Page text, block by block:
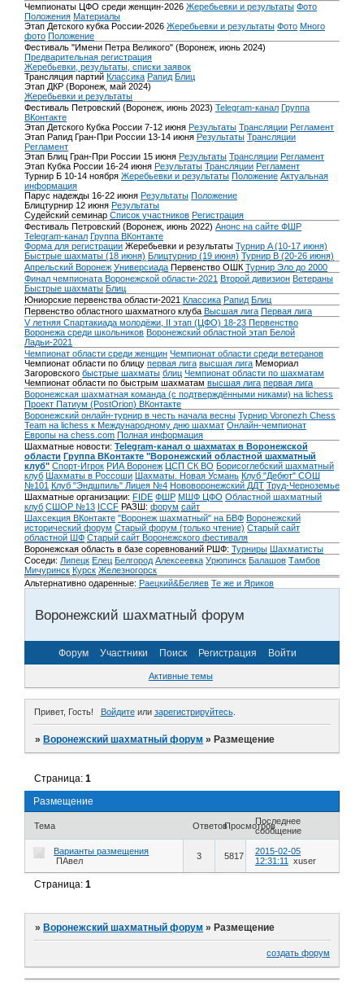
Чемпионаты ЦФО среди женщин-2026 Жеребьевки и результаты Фото
Положения Материалы
Этап Детского кубка России-2026 Жеребьевки и результаты Фото Много
фото Положение
Фестиваль "Имени Петра Великого" (Воронеж, июнь 2024)
Предварительная регистрация
Жеребьевки, результаты, списки заявок
Трансляция партий Классика Рапид Блиц
Этап ДКР (Воронеж, май 2024)
Жеребьевки и результаты
Фестиваль Петровский (Воронеж, июнь 2023) Telegram-канал Группа
ВКонтакте
Этап Детского Кубка России 7-12 июня Результаты Трансляции Регламент
Этап Рапид Гран-При России 13-14 июня Результаты Трансляции
Регламент
Этап Блиц Гран-При России 15 июня Результаты Трансляции Регламент
Этап Кубка России 16-24 июня Результаты Трансляции Регламент
Турнир Б 10-14 ноября Жеребьевки и результаты Положение Актуальная
информация
Парус надежды 16-22 июня Результаты Положение
Блицтурнир 12 июня Результаты
Судейский семинар Список участников Регистрация
Фестиваль Петровский (Воронеж, июнь 2022) Анонс на сайте ФШР
Telegram-канал Группа ВКонтакте
Форма для регистрации Жеребьевки и результаты Турнир A (10-17 июня)
Быстрые шахматы (18 июня) Блицтурнир (19 июня) Турнир B (20-26 июня)
Апрельский Воронеж Универсиада Первенство ОШК Турнир Эло до 2000
Финал чемпионата Воронежской области-2021 Второй дивизион Ветераны
Быстрые шахматы Блиц
Юниорские первенства области-2021 Классика Рапид Блиц
Первенство областного шахматного клуба Высшая лига Первая лига
V летняя Спартакиада молодёжи, II этап (ЦФО) 18-23 Первенство
Воронежа среди школьников Воронежский областной этап Белой
Ладьи-2021
Чемпионат области среди женщин Чемпионат области среди ветеранов
Чемпионат области по блицу первая лига высшая лига Мемориал
Загоровского быстрые шахматы блиц Чемпионат области по шахматам
Чемпионат области по быстрым шахматам высшая лига первая лига
Воронежская шахматная команда (с подтверждёнными никами) на lichess
Проект Патиум (PostOrion) ВКонтакте
Воронежский онлайн-турнир в честь начала весны Турнир Voronezh Chess
Team на lichess к Международному дню шахмат Онлайн-чемпионат
Европы на chess.com Полная информация
Шахматные новости: Telegram-канал о шахматах в Воронежской
области Группа ВКонтакте "Воронежский областной шахматный
клуб" Спорт-Игрок РИА Воронеж ЦСП СК ВО Борисоглебский шахматный
клуб Шахматы в Россоши Шахматы. Новая Усмань Клуб "Дебют" СОШ
№101 Клуб "Эндшпиль" Лицея №4 Нововоронежский ДДТ Труд-Черноземье
Шахматные организации: FIDE ФШР МШФ ЦФО Областной шахматный
клуб СШОР №13 ICCF РАЗШ: форум сайт
Шахсекция ВКонтакте "Воронеж шахматный" на БВФ Воронежский
исторический форум Cтарый форум (только чтение) Старый сайт
областной ШФ Старый сайт Воронежского фестиваля
Воронежская область в базе соревнований РШФ: Турниры Шахматисты
Соседи: Липецк Елец Белгород Алексеевка Урюпинск Балашов Тамбов
Мичуринск Курск Железногорск
Альтернативно одаренные: Раецкий&Беляев Те же и Яриков
Воронежский шахматный форум
Форум Участники Поиск Регистрация Войти
Активные темы
Привет, Гость! Войдитеили зарегистрируйтесь.
»Воронежский шахматный форум »Размещение
Размещение
Страница:1
Тема ОтветовПросмотровПоследнее
сообщение
Варианты размещения
ПАвел
3 5817
2015-02-05
12:31:11
xuser
Страница:1
»Воронежский шахматный форум »Размещение
создать форум